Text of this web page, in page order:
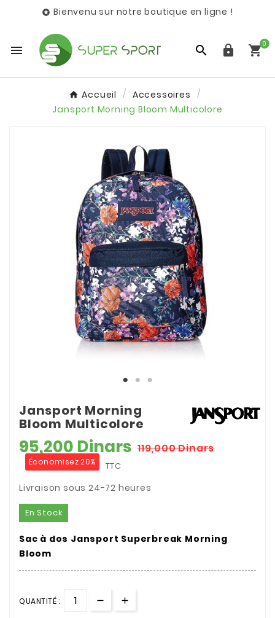
 Bienvenu sur notre boutique en ligne !
   0
Accueil
Accessoires
Jansport Morning Bloom Multicolore
Jansport Morning
Bloom Multicolore
95,200 Dinars 119,000 Dinars
Économisez 20% TTC
Livraison sous 24-72 heures
En Stock
Sac à dos Jansport Superbreak Morning
Bloom
QUANTITÉ :